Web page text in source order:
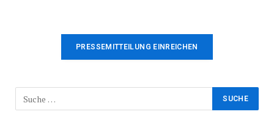
PRESSEMITTEILUNG EINREICHEN